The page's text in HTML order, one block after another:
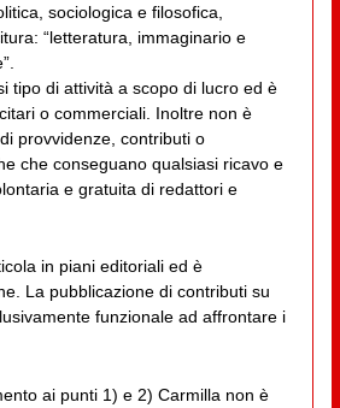
sociologica e filosofica,
“letteratura, immaginario e
tipo di attività a scopo di lucro ed è
o commerciali. Inoltre non è
provvidenze, contributi o
che conseguano qualsiasi ricavo e
e gratuita di redattori e
in piani editoriali ed è
La pubblicazione di contributi su
funzionale ad affrontare i
ai punti 1) e 2) Carmilla non è